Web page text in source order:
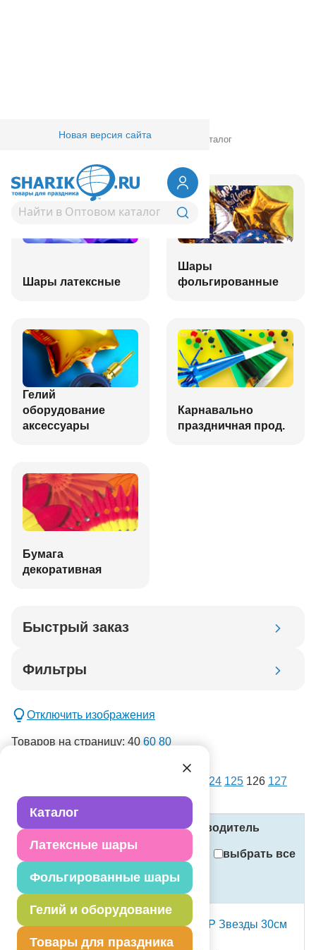
Каталог
Латексные шары
Фольгированные шары
Гелий и оборудование
Товары для праздника
Новая версия сайта
Товары для праздника/ Оптовый каталог
Шары латексные
Шары
фольгированные
Гелий
оборудование
аксессуары
Карнавально
праздничная прод.
Бумага
декоративная
Быстрый заказ
Фильтры
новинка
спецпредложение
Применить
Сбросить фильтры
Отключить изображения
Товаров на страницу: 40 60 80
124 125 126 127
128...361
Название Код Производитель
выбрать все
Стоимость
(в рублях, с учётом НДС)
Набор шаров рис С ДР Звезды 30см
10шт